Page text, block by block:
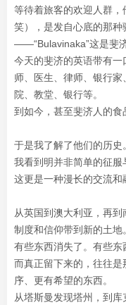
等待着旅客的欢迎人群
笑），是发自心底的那种
——“Bulavinaka”这是斐
今天的斐济的英语带有
师、医生、律师、银行
院、教堂、银行等。
到如今，甚至斐济人的食
于是我了解了他们的历史。
我看到明并非简单的征服
这更是一种漫长的交流和
从英国到澳大利亚，再到
制度和信仰带到新的土地。
有些东西消失了。有些东
而真正留下来的，往往
序、更有希望的东西。
从塔斯曼发现塔州，到